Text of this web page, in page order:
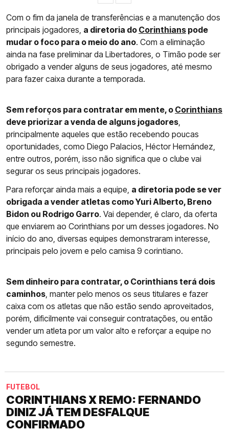
Com o fim da janela de transferências e a manutenção dos
principais jogadores, a diretoria do Corinthians pode
mudar o foco para o meio do ano. Com a eliminação
ainda na fase preliminar da Libertadores, o Timão pode ser
obrigado a vender alguns de seus jogadores, até mesmo
para fazer caixa durante a temporada.
Sem reforços para contratar em mente, o Corinthians
deve priorizar a venda de alguns jogadores,
principalmente aqueles que estão recebendo poucas
oportunidades, como Diego Palacios, Héctor Hernández,
entre outros, porém, isso não significa que o clube vai
segurar os seus principais jogadores.
Para reforçar ainda mais a equipe, a diretoria pode se ver
obrigada a vender atletas como Yuri Alberto, Breno
Bidon ou Rodrigo Garro. Vai depender, é claro, da oferta
que enviarem ao Corinthians por um desses jogadores. No
início do ano, diversas equipes demonstraram interesse,
principais pelo jovem e pelo camisa 9 corintiano.
Sem dinheiro para contratar, o Corinthians terá dois
caminhos, manter pelo menos os seus titulares e fazer
caixa com os atletas que não estão sendo aproveitados,
porém, dificilmente vai conseguir contratações, ou então
vender um atleta por um valor alto e reforçar a equipe no
segundo semestre.
FUTEBOL
CORINTHIANS X REMO: FERNANDO
DINIZ JÁ TEM DESFALQUE
CONFIRMADO